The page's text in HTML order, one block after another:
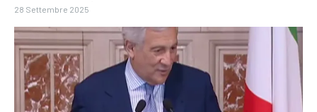
28 Settembre 2025